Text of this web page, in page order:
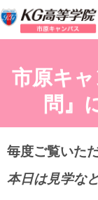
市原キ
問』
毎度ご覧いた
本日は見学な